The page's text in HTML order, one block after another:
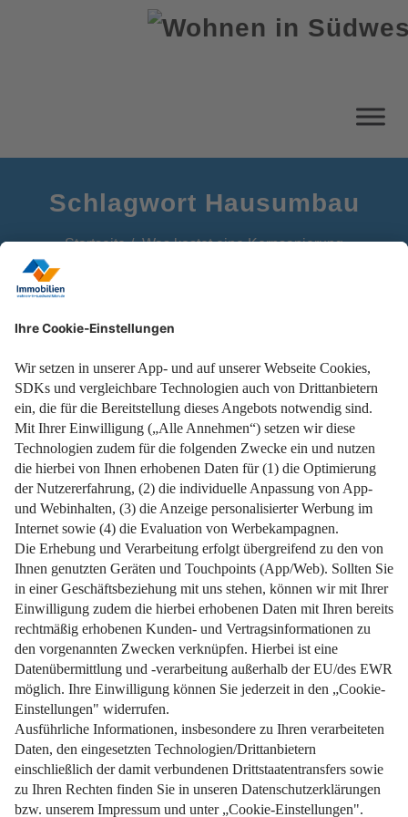
Schlagwort Hausumbau
Startseite Was kostet eine Kernsanierung
Sanierung der Gebäudehülle, Elektroinstallation und vieles
mehr.
Weiterlesen
Impressum Datenschutz Nutzungsbedingungen
Pflichtinformationen AGB Über uns Bildquellen
Barrierefreiheit Widerrufsformular
Cookie-Einstellungen